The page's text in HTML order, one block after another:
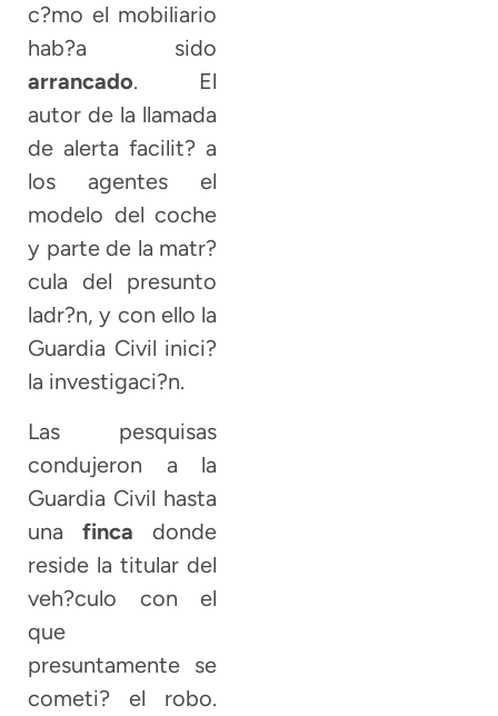
c?mo el mobiliario
hab?a sido
arrancado. El
autor de la llamada
de alerta facilit? a
los agentes el
modelo del coche
y parte de la matr?
cula del presunto
ladr?n, y con ello la
Guardia Civil inici?
la investigaci?n.
Las pesquisas
condujeron a la
Guardia Civil hasta
unafinca donde
reside la titular del
veh?culo con el
que
presuntamente se
cometi? el robo.